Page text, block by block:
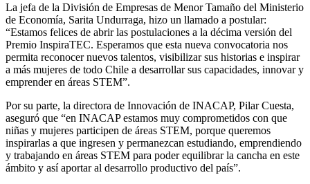
La jefa de la División de Empresas de Menor Tamaño del Ministerio
de Economía, Sarita Undurraga, hizo un llamado a postular:
“Estamos felices de abrir las postulaciones a la décima versión del
Premio InspiraTEC. Esperamos que esta nueva convocatoria nos
permita reconocer nuevos talentos, visibilizar sus historias e inspirar
a más mujeres de todo Chile a desarrollar sus capacidades, innovar y
emprender en áreas STEM”.
Por su parte, la directora de Innovación de INACAP, Pilar Cuesta,
aseguró que “en INACAP estamos muy comprometidos con que
niñas y mujeres participen de áreas STEM, porque queremos
inspirarlas a que ingresen y permanezcan estudiando, emprendiendo
y trabajando en áreas STEM para poder equilibrar la cancha en este
ámbito y así aportar al desarrollo productivo del país”.